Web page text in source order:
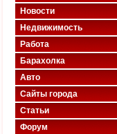
Новости
Недвижимость
Работа
Барахолка
Авто
Сайты города
Статьи
Форум